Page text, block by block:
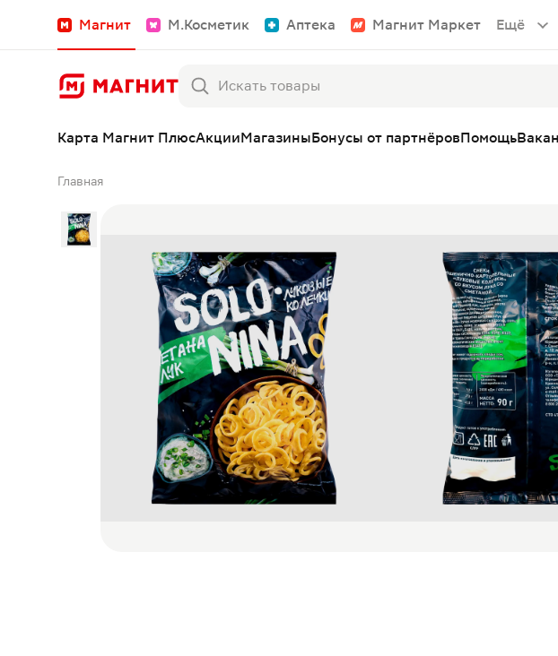
Магнит М.Косметик Аптека Магнит Маркет Ещё
Карта Магнит ПлюсАкцииМагазиныБонусы от партнёровПомощь
Главная